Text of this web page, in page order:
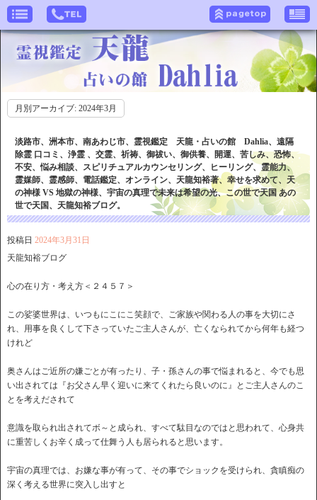
月別アーカイブ: 2024年3月
淡路市、洲本市、南あわじ市、霊視鑑定 天龍・占いの館 Dahlia、遠隔
除霊 口コミ、浄霊 、交霊、祈祷、御祓い、御供養、開運、苦しみ、恐怖、
不安、悩み相談、スピリチュアルカウンセリング、ヒーリング、霊能力、
霊媒師、霊感師、電話鑑定、オンライン、天龍知裕著、幸せを求めて、天
の神様 VS 地獄の神様、宇宙の真理で未来は希望の光、この世で天国 あの
世で天国、天龍知裕ブログ。
投稿日 2024年3月31日
天龍知裕ブログ
心の在り方・考え方＜２４５７＞
この娑婆世界は、いつもにこにこ笑顔で、ご家族や関わる人の事を大切にさ
れ、用事を良くして下さっていたご主人さんが、亡くなられてから何年も経つ
けれど
奥さんはご近所の嫌ごとが有ったり、子・孫さんの事で悩まれると、今でも思
い出されては『お父さん早く迎いに来てくれたら良いのに』とご主人さんのこ
とを考えだされて
意識を取られ出されてボ～と成られ、すべて駄目なのではと思われて、心身共
に重苦しくお辛く成って仕舞う人も居られると思います。
宇宙の真理では、お嫌な事が有って、その事でショックを受けられ、貪瞋痴の
深く考える世界に突入し出すと